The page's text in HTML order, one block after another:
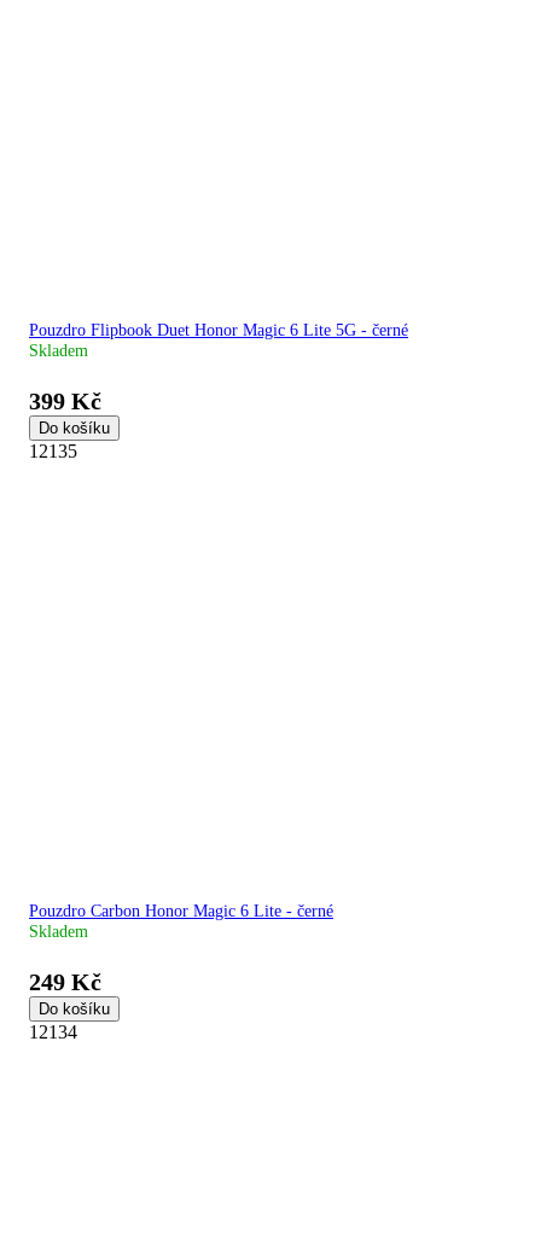
Pouzdro Flipbook Duet Honor Magic 6 Lite 5G - černé
Skladem
399 Kč
Do košíku
12135
Pouzdro Carbon Honor Magic 6 Lite - černé
Skladem
249 Kč
Do košíku
12134